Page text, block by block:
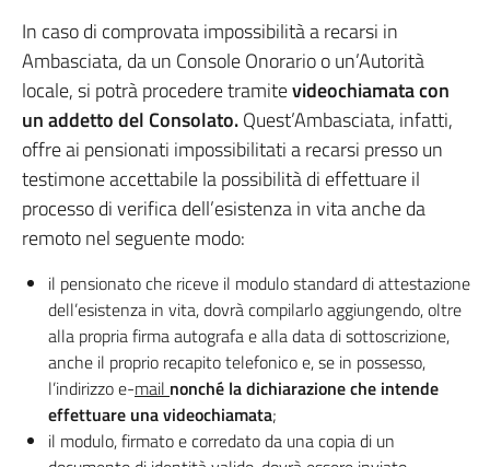
In caso di comprovata impossibilità a recarsi in
Ambasciata, da un Console Onorario o un’Autorità
locale, si potrà procedere tramitevideochiamata con
un addetto del Consolato.Quest’Ambasciata, infatti,
offre ai pensionati impossibilitati a recarsi presso un
testimone accettabile la possibilità di effettuare il
processo di verifica dell’esistenza in vita anche da
remoto nel seguente modo:
il pensionato che riceve il modulo standard di attestazione
dell’esistenza in vita, dovrà compilarlo aggiungendo, oltre
alla propria firma autografa e alla data di sottoscrizione,
anche il proprio recapito telefonico e, se in possesso,
l’indirizzo e-mail nonché la dichiarazione che intende
effettuare una videochiamata;
il modulo, firmato e corredato da una copia di un